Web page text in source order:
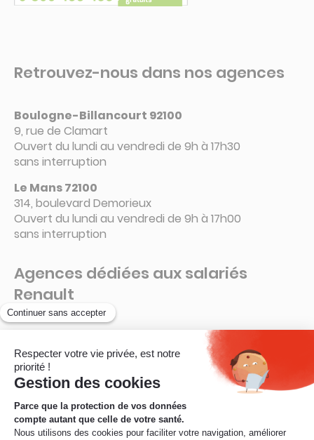
Retrouvez-nous dans nos agences
Boulogne-Billancourt 92100
9, rue de Clamart
Ouvert du lundi au vendredi de 9h à 17h30
sans interruption
Le Mans 72100
314, boulevard Demorieux
Ouvert du lundi au vendredi de 9h à 17h00
sans interruption
Agences dédiées aux salariés
Renault
La Ruche – Connecteur 6 A
Ouvert de 8h à 16h15
sans interruption